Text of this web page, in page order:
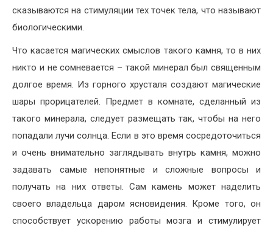
сказываются на стимуляции тех точек тела, что называют
биологическими.
Что касается магических смыслов такого камня, то в них
никто и не сомневается – такой минерал был священным
долгое время. Из горного хрусталя создают магические
шары прорицателей. Предмет в комнате, сделанный из
такого минерала, следует размещать так, чтобы на него
попадали лучи солнца. Если в это время сосредоточиться
и очень внимательно заглядывать внутрь камня, можно
задавать самые непонятные и сложные вопросы и
получать на них ответы. Сам камень может наделить
своего владельца даром ясновидения. Кроме того, он
способствует ускорению работы мозга и стимулирует